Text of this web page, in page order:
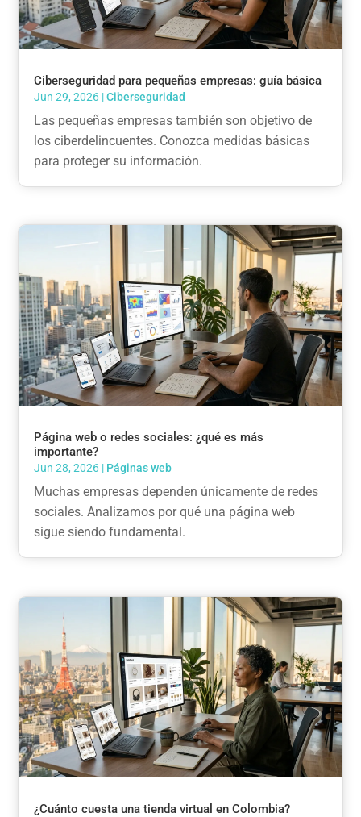
Ciberseguridad para pequeñas empresas: guía básica
Jun 29, 2026 |Ciberseguridad
Las pequeñas empresas también son objetivo de
los ciberdelincuentes. Conozca medidas básicas
para proteger su información.
Página web o redes sociales: ¿qué es más
importante?
Jun 28, 2026 | Páginas web
Muchas empresas dependen únicamente de redes
sociales. Analizamos por qué una página web
sigue siendo fundamental.
¿Cuánto cuesta una tienda virtual en Colombia?